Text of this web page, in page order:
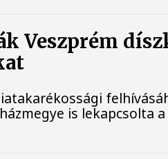
Veszprém
is lekapcsolta